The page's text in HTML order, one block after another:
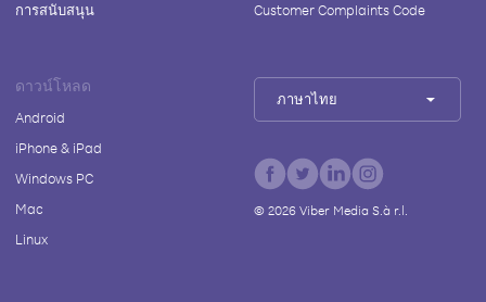
การสนับสนุน
Customer Complaints Code
ดาวน์โหลด
Android
iPhone & iPad
Windows PC
Mac
Linux
ภาษาไทย
© 2026Viber Media S.à r.l.